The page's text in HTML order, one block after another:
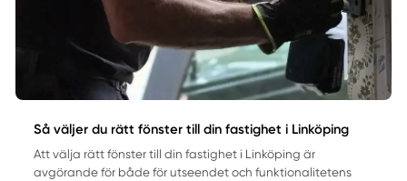
Så väljer du rätt fönster till din fastighet i Linköping
Att välja rätt fönster till din fastighet i Linköping är
avgörande för både för utseendet och funktionalitetens